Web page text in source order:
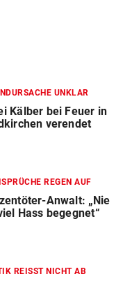
UNKLAR
Kälber bei Feuer in
verendet
REGEN AUF
Anwalt: „Nie
Hass begegnet“
REISST NICHT AB